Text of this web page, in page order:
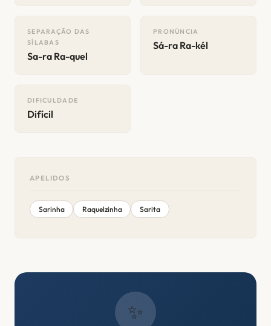
SEPARAÇÃO DAS
SÍLABAS
Sa-ra Ra-quel
PRONÚNCIA
Sá-ra Ra-kél
DIFICULDADE
Difícil
APELIDOS
Sarinha Raquelzinha Sarita
✨